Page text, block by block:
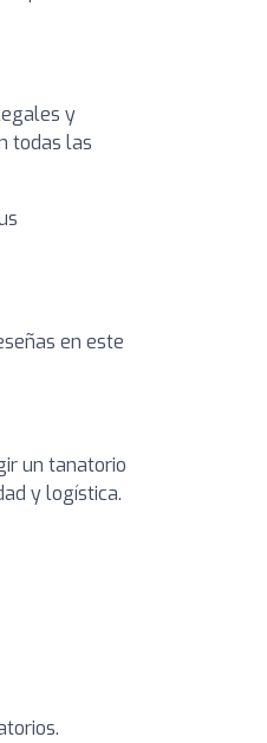
y
todas las
en este
un tanatorio
y logística.